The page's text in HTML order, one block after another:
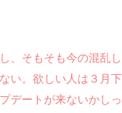
、そもそも今の混乱し
い。欲しい人は３月下
デートが来ないかしっ